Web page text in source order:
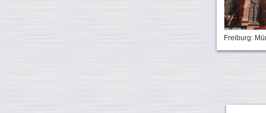
Freiburg: